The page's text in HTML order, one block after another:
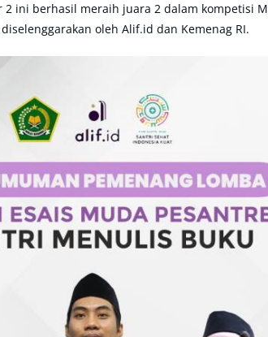
2 ini berhasil meraih juara 2 dalam kompetisi
oleh Alif.id dan Kemenag RI.